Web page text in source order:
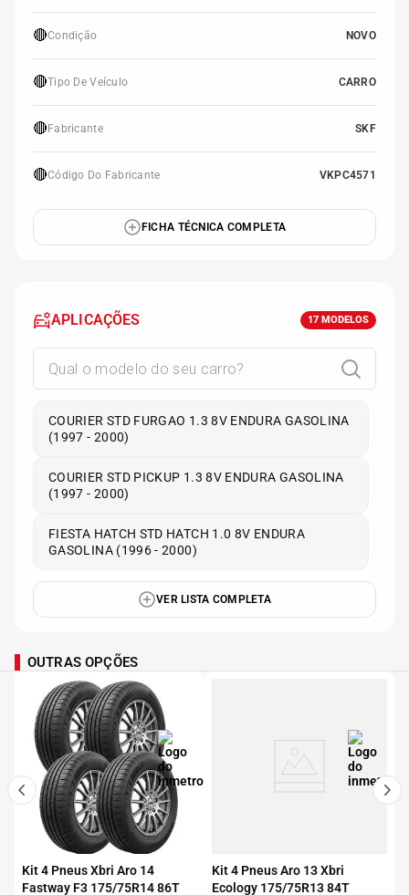
🔴Condição NOVO
🔴Tipo De Veículo CARRO
🔴 Fabricante SKF
🔴Código Do Fabricante VKPC4571
FICHA TÉCNICA COMPLETA
APLICAÇÕES 17 MODELOS
COURIER STD FURGAO 1.3 8V ENDURA GASOLINA
(1997 - 2000)
COURIER STD PICKUP 1.3 8V ENDURA GASOLINA
(1997 - 2000)
FIESTA HATCH STD HATCH 1.0 8V ENDURA
GASOLINA (1996 - 2000)
VER LISTA COMPLETA
OUTRAS OPÇÕES
Kit 4 Pneus Xbri Aro 14
Fastway F3 175/75R14 86T
Kit 4 Pneus Aro 13 Xbri
Ecology 175/75R13 84T